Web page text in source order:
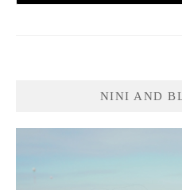
NINI AND